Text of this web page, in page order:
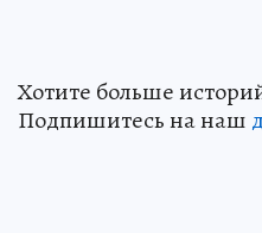
Хотите больше
Подпишитесь на наш